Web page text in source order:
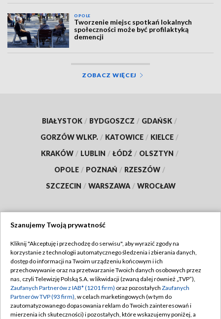
OPOLE
Tworzenie miejsc spotkań lokalnych
społeczności może być profilaktyką
demencji
ZOBACZ WIĘCEJ
BIAŁYSTOK / BYDGOSZCZ / GDAŃSK /
GORZÓW WLKP. / KATOWICE / KIELCE /
KRAKÓW / LUBLIN / ŁÓDŹ / OLSZTYN /
OPOLE / POZNAŃ / RZESZÓW /
SZCZECIN / WARSZAWA / WROCŁAW
TVP
Abonament TVP
Emisja w TVP
Centrum informacji TVP
Regulamin TVP
Polityka prywatności
Moje zgody
Szanujemy Twoją prywatność
Kliknij "Akceptuję i przechodzę do serwisu", aby wyrazić zgody na
korzystanie z technologii automatycznego śledzenia i zbierania danych,
dostęp do informacji na Twoim urządzeniu końcowym i ich
przechowywanie oraz na przetwarzanie Twoich danych osobowych przez
nas, czyli Telewizję Polską S.A. w likwidacji (zwaną dalej również „TVP”),
Zaufanych Partnerów z IAB* (1201 firm) oraz pozostałych Zaufanych
Partnerów TVP (93 firm), w celach marketingowych (w tym do
zautomatyzowanego dopasowania reklam do Twoich zainteresowań i
mierzenia ich skuteczności) i pozostałych, które wskazujemy poniżej, a